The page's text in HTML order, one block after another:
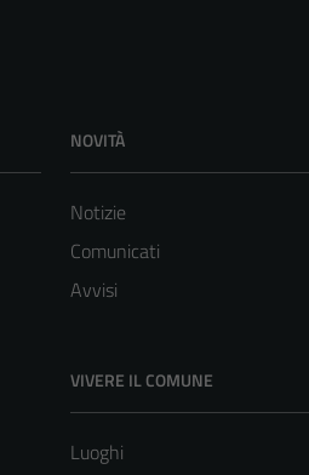
NOVITÀ
Notizie
Comunicati
Avvisi
VIVERE IL COMUNE
Luoghi